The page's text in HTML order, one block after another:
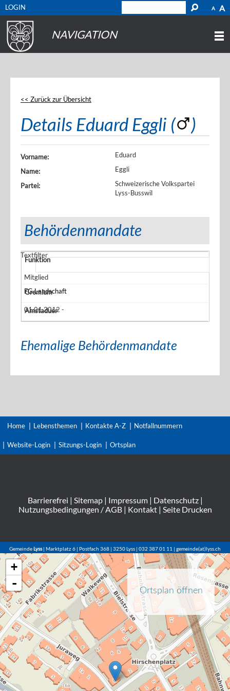
A A
LOGIN
NAVIGATION
<< Zurück zur Übersicht
Details Eduard Eggli ( )
Vorname:
Eduard
Name:
Eggli
Partei:
Schweizerische Volkspartei
Lyss-Busswil
Behördenmandate
Textfilter
Mitglied
FG Landschaft
01.01.2012 -
Ehemalige Behördenmandate
Home Lebensthemen Kontakte A-Z Notfallnummern
Website-Login Sitzungs-Login Ortsplan
Barrierefrei | Sitemap| Impressum| Datenschutz|
Nutzungsbedingungen / AGB| Kontakt| Seite Drucken
GemeindeLyss| Marktplatz 6 | Postfach 368 | 3250 Lyss | 032 387 01 11 | gemeinde(at)lyss.ch